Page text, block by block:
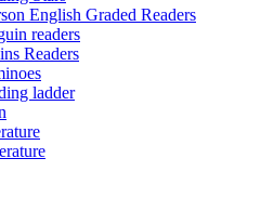
English Graded Readers
readers
Readers
ladder